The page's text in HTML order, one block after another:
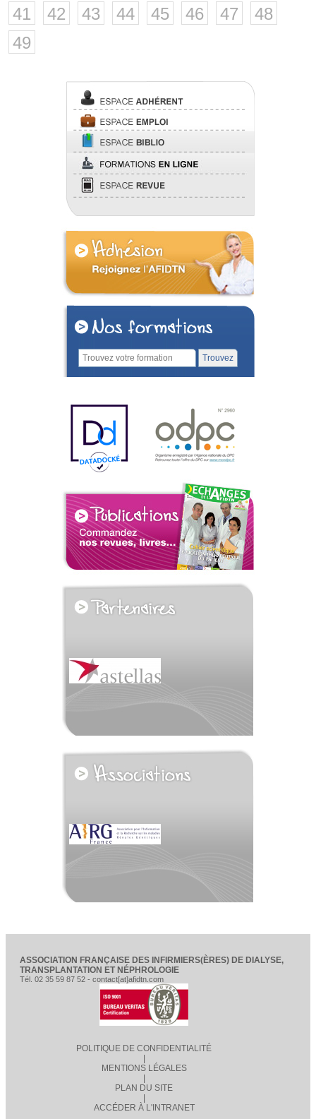
41
42 43 44 45 46 47
48
49
voir tous les partenaires
ASSOCIATION FRANÇAISE DES INFIRMIERS(ÈRES) DE DIALYSE,
TRANSPLANTATION ET NÉPHROLOGIE
Tél. 02 35 59 87 52 - contact[at]afidtn.com
POLITIQUE DE CONFIDENTIALITÉ
MENTIONS LÉGALES
PLAN DU SITE
ACCÉDER À L'INTRANET